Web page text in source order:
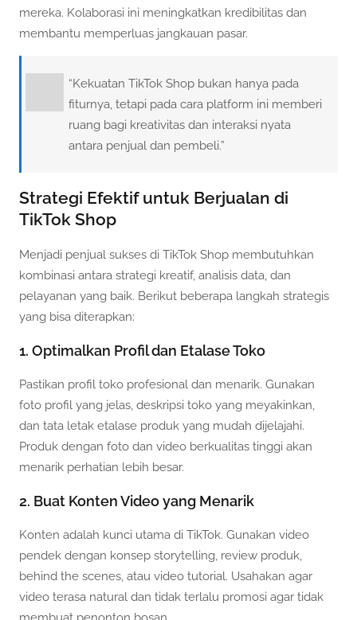
mereka. Kolaborasi ini meningkatkan kredibilitas dan
membantu memperluas jangkauan pasar.
“Kekuatan TikTok Shop bukan hanya pada
fiturnya, tetapi pada cara platform ini memberi
ruang bagi kreativitas dan interaksi nyata
antara penjual dan pembeli.”
Strategi Efektif untuk Berjualan di
TikTok Shop
Menjadi penjual sukses di TikTok Shop membutuhkan
kombinasi antara strategi kreatif, analisis data, dan
pelayanan yang baik. Berikut beberapa langkah strategis
yang bisa diterapkan:
1. Optimalkan Profil dan Etalase Toko
Pastikan profil toko profesional dan menarik. Gunakan
foto profil yang jelas, deskripsi toko yang meyakinkan,
dan tata letak etalase produk yang mudah dijelajahi.
Produk dengan foto dan video berkualitas tinggi akan
menarik perhatian lebih besar.
2. Buat Konten Video yang Menarik
Konten adalah kunci utama di TikTok. Gunakan video
pendek dengan konsep storytelling, review produk,
behind the scenes, atau video tutorial. Usahakan agar
video terasa natural dan tidak terlalu promosi agar tidak